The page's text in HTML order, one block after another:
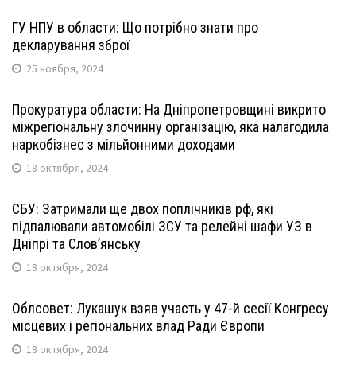
ГУ НПУ в области: Що потрібно знати про
декларування зброї
25 ноября, 2024
Прокуратура области: На Дніпропетровщині викрито
міжрегіональну злочинну організацію, яка налагодила
наркобізнес з мільйонними доходами
18 октября, 2024
СБУ: Затримали ще двох поплічників рф, які
підпалювали автомобілі ЗСУ та релейні шафи УЗ в
Дніпрі та Слов’янську
18 октября, 2024
Облсовет: Лукашук взяв участь у 47-й сесії Конгресу
місцевих і регіональних влад Ради Європи
18 октября, 2024